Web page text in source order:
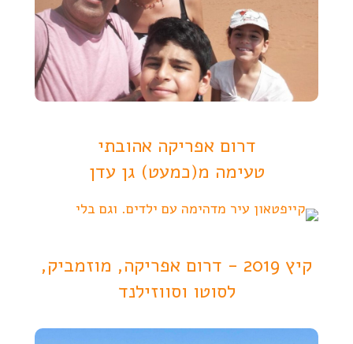
דרום אפריקה אהובתי
טעימה מ(כמעט) גן עדן
קיץ 2019 - דרום אפריקה, מוזמביק,
לסוטו וסווזילנד